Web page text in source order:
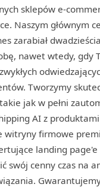
sklepów e-
Naszym głównym
zarabiał
nawet wtedy, gdy
Tworzymy
jak w pełni
AI z
witryny firmowe
landing page'e
swój cenny czas na